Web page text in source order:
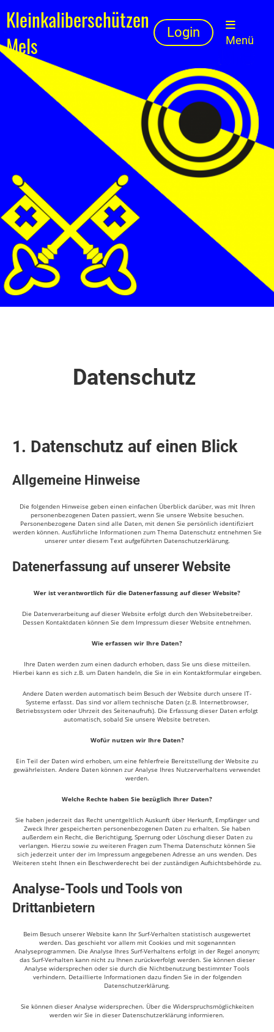
Kleinkaliberschützen
Mels
Login
Menü
Datenschutz
1. Datenschutz auf einen Blick
Allgemeine Hinweise
Die folgenden Hinweise geben einen einfachen Überblick darüber, was mit Ihren
personenbezogenen Daten passiert, wenn Sie unsere Website besuchen.
Personenbezogene Daten sind alle Daten, mit denen Sie persönlich identifiziert
werden können. Ausführliche Informationen zum Thema Datenschutz entnehmen Sie
unserer unter diesem Text aufgeführten Datenschutzerklärung.
Datenerfassung auf unserer Website
Wer ist verantwortlich für die Datenerfassung auf dieser Website?
Die Datenverarbeitung auf dieser Website erfolgt durch den Websitebetreiber.
Dessen Kontaktdaten können Sie dem Impressum dieser Website entnehmen.
Wie erfassen wir Ihre Daten?
Ihre Daten werden zum einen dadurch erhoben, dass Sie uns diese mitteilen.
Hierbei kann es sich z.B. um Daten handeln, die Sie in ein Kontaktformular eingeben.
Andere Daten werden automatisch beim Besuch der Website durch unsere IT-
Systeme erfasst. Das sind vor allem technische Daten (z.B. Internetbrowser,
Betriebssystem oder Uhrzeit des Seitenaufrufs). Die Erfassung dieser Daten erfolgt
automatisch, sobald Sie unsere Website betreten.
Wofür nutzen wir Ihre Daten?
Ein Teil der Daten wird erhoben, um eine fehlerfreie Bereitstellung der Website zu
gewährleisten. Andere Daten können zur Analyse Ihres Nutzerverhaltens verwendet
werden.
Welche Rechte haben Sie bezüglich Ihrer Daten?
Sie haben jederzeit das Recht unentgeltlich Auskunft über Herkunft, Empfänger und
Zweck Ihrer gespeicherten personenbezogenen Daten zu erhalten. Sie haben
außerdem ein Recht, die Berichtigung, Sperrung oder Löschung dieser Daten zu
verlangen. Hierzu sowie zu weiteren Fragen zum Thema Datenschutz können Sie
sich jederzeit unter der im Impressum angegebenen Adresse an uns wenden. Des
Weiteren steht Ihnen ein Beschwerderecht bei der zuständigen Aufsichtsbehörde zu.
Analyse-Tools und Tools von
Drittanbietern
Beim Besuch unserer Website kann Ihr Surf-Verhalten statistisch ausgewertet
werden. Das geschieht vor allem mit Cookies und mit sogenannten
Analyseprogrammen. Die Analyse Ihres Surf-Verhaltens erfolgt in der Regel anonym;
das Surf-Verhalten kann nicht zu Ihnen zurückverfolgt werden. Sie können dieser
Analyse widersprechen oder sie durch die Nichtbenutzung bestimmter Tools
verhindern. Detaillierte Informationen dazu finden Sie in der folgenden
Datenschutzerklärung.
Sie können dieser Analyse widersprechen. Über die Widerspruchsmöglichkeiten
werden wir Sie in dieser Datenschutzerklärung informieren.